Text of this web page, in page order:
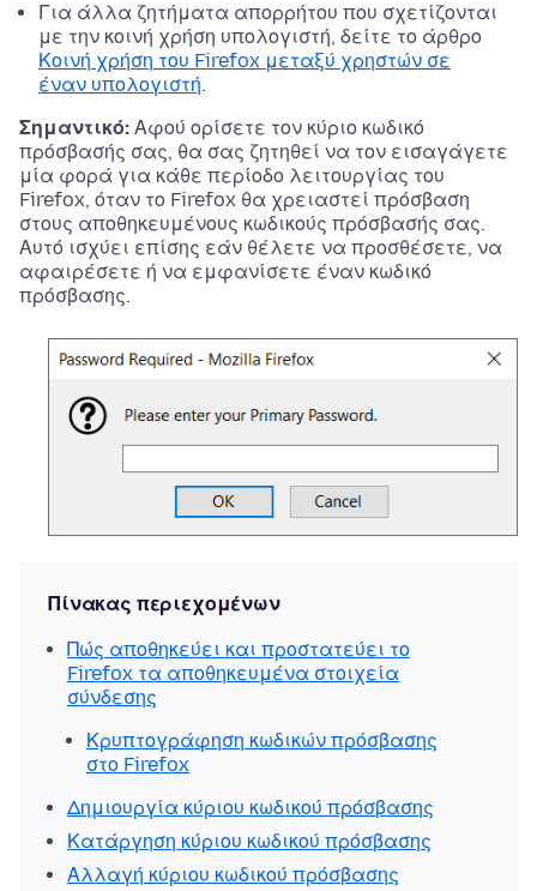
Για άλλα ζητήματα απορρήτου που σχετίζονται
με την κοινή χρήση υπολογιστή, δείτε το άρθρο
Κοινή χρήση του Firefox μεταξύ χρηστών σε
έναν υπολογιστή.
Σημαντικό: Αφού ορίσετε τον κύριο κωδικό
πρόσβασής σας, θα σας ζητηθεί να τον εισαγάγετε
μία φορά για κάθε περίοδο λειτουργίας του
Firefox, όταν το Firefox θα χρειαστεί πρόσβαση
στους αποθηκευμένους κωδικούς πρόσβασής σας.
Αυτό ισχύει επίσης εάν θέλετε να προσθέσετε, να
αφαιρέσετε ή να εμφανίσετε έναν κωδικό
πρόσβασης.
Πίνακας περιεχομένων
Πώς αποθηκεύει και προστατεύει το
Firefox τα αποθηκευμένα στοιχεία
σύνδεσης
Κρυπτογράφηση κωδικών πρόσβασης
στο Firefox
Δημιουργία κύριου κωδικού πρόσβασης
Κατάργηση κύριου κωδικού πρόσβασης
Αλλαγή κύριου κωδικού πρόσβασης